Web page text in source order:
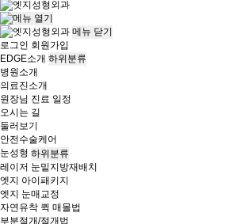
메뉴 닫기
로그인 회원가입
EDGE소개 하위분류
병원소개
의료진소개
원장님 진료 일정
오시는 길
둘러보기
안전수술케어
눈성형 하위분류
레이저 눈밑지방재배치
엣지 아이패키지
엣지 눈매교정
자연유착 퀵 매몰법
부분절개/절개법